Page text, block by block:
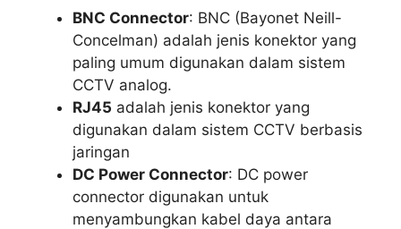
BNC Connector: BNC (Bayonet Neill-
Concelman) adalah jenis konektor yang
paling umum digunakan dalam sistem
CCTV analog.
RJ45 adalah jenis konektor yang
digunakan dalam sistem CCTV berbasis
jaringan
DC Power Connector: DC power
connector digunakan untuk
menyambungkan kabel daya antara